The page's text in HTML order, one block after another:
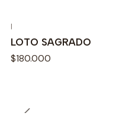
|
LOTO SAGRADO
$180.000